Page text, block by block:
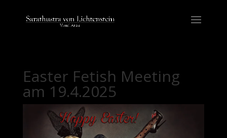
Easter Fetish Meeting
am 19.4.2025